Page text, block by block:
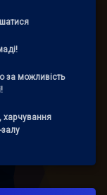
за можливість
харчування